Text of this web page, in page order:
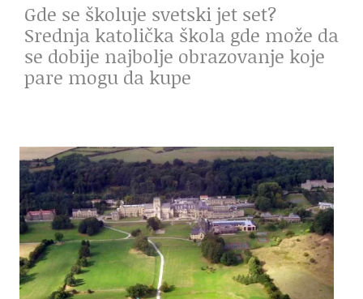
Gde se školuje svetski jet set?
Srednja katolička škola gde može da
se dobije najbolje obrazovanje koje
pare mogu da kupe